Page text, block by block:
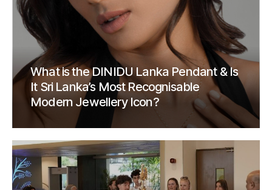
What is the DINIDU Lanka Pendant & Is
It Sri Lanka’s Most Recognisable
Modern Jewellery Icon?